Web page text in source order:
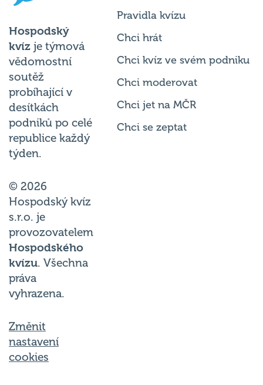
Hospodský
kvíz je týmová
vědomostní
soutěž
probíhající v
desítkách
podniků po celé
republice každý
týden.
© 2026
Hospodský kvíz
s.r.o. je
provozovatelem
Hospodského
kvízu. Všechna
práva
vyhrazena.
Změnit
nastavení
cookies
Pravidla kvízu
Chci hrát
Chci kvíz ve svém podniku
Chci moderovat
Chci jet na MČR
Chci se zeptat